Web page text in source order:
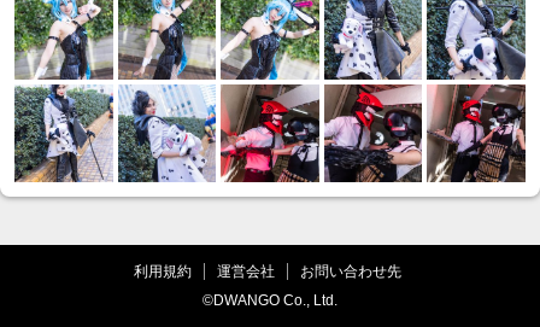
利用規約 運営会社
お問い合わせ先
©DWANGO Co., Ltd.